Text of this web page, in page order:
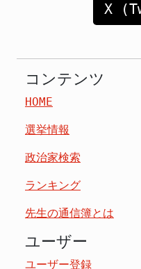
X
コンテンツ
HOME
選挙情報
政治家検索
ランキング
先生の通信簿とは
ユーザー
ユーザー登録